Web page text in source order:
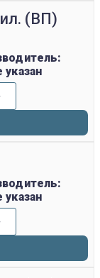
(ВП)
указан
указан